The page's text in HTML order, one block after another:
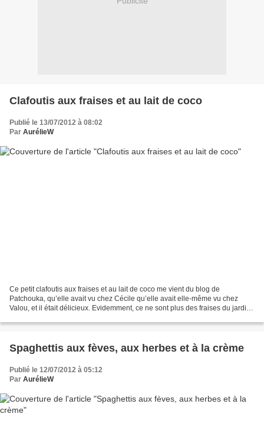
Clafoutis aux fraises et au lait de coco
Publié le 13/07/2012 à 08:02
Par AurélieW
Ce petit clafoutis aux fraises et au lait de coco me vient du blog de
Patchouka, qu’elle avait vu chez Cécile qu’elle avait elle-même vu chez
Valou, et il était délicieux. Evidemment, ce ne sont plus des fraises du jardin,
Spaghettis aux fèves, aux herbes et à la crème
Publié le 12/07/2012 à 05:12
Par AurélieW